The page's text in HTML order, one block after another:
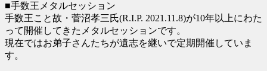
■手数王メタルセッション
手数王こと故・菅沼孝三氏(R.I.P. 2021.11.8)が10年以上にわた
って開催してきたメタルセッションです。
現在ではお弟子さんたちが遺志を継いで定期開催していま
す。